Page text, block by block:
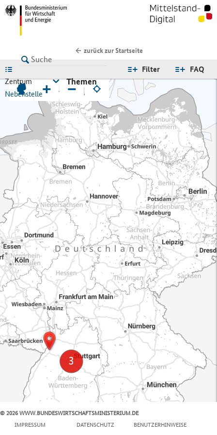
zurück zur Startseite
FAQ
Filter
Zentrum
Nebenstelle
Themen
+ −
© 2026 WWW.BUNDESWIRTSCHAFTSMINISTERIUM.DE
IMPRESSUM
DATENSCHUTZ BENUTZERHINWEISE